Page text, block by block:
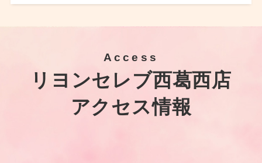
Access
リヨンセレブ西葛西店
アクセス情報